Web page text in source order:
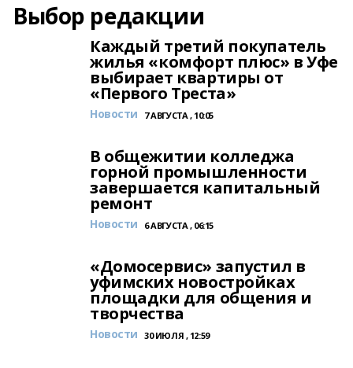
Выбор редакции
Каждый третий покупатель
жилья «комфорт плюс» в Уфе
выбирает квартиры от
«Первого Треста»
Новости 7 АВГУСТА , 10:05
В общежитии колледжа
горной промышленности
завершается капитальный
ремонт
Новости 6 АВГУСТА , 06:15
«Домосервис» запустил в
уфимских новостройках
площадки для общения и
творчества
Новости 30 ИЮЛЯ , 12:59